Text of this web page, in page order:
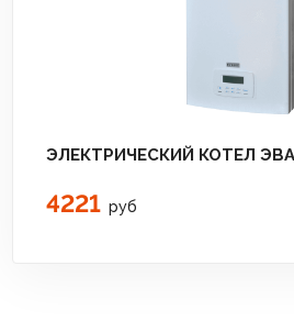
ЭЛЕКТРИЧЕСКИЙ КОТЕЛ
4221 руб